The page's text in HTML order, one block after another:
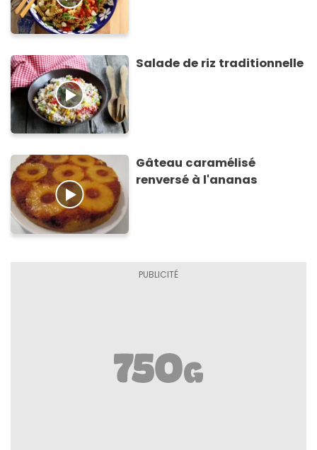
Salade de riz traditionnelle
Gâteau caramélisé
renversé à l'ananas